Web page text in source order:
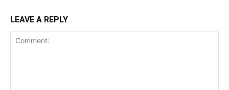
LEAVE A REPLY